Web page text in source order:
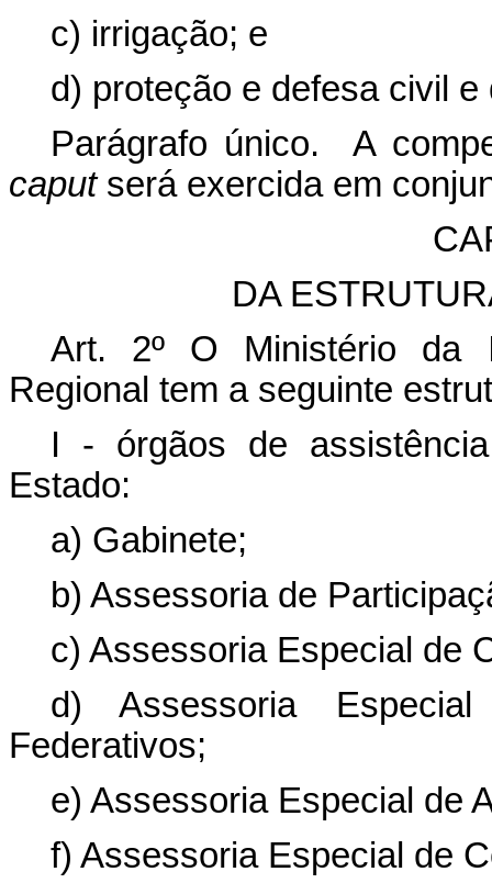
c) irrigação; e
d) proteção e defesa civil
Parágrafo único. A
caput será exercida em
DA
Art. 2º O Ministério da
Regional tem a seguinte
I - órgãos de
Estado:
a) Gabinete;
b) Assessoria de
c) Assessoria Especial de
d) Assessoria
Federativos;
e) Assessoria Especial de
f) Assessoria Especial de